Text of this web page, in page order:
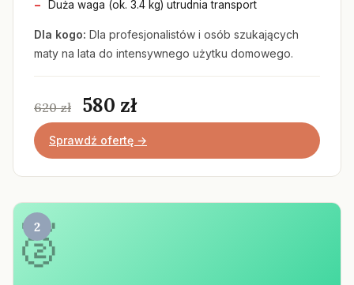
Duża waga (ok. 3.4 kg) utrudnia transport
Dla kogo: Dla profesjonalistów i osób szukających
maty na lata do intensywnego użytku domowego.
620 zł 580 zł
Sprawdź ofertę →
2